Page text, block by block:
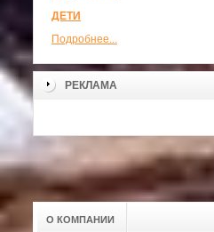
ДЕТИ
Подробнее...
РЕКЛАМА
О КОМПАНИИ